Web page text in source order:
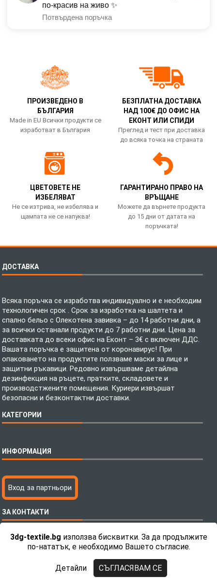
3dg-textile.bg използва бисквитки. За да продължите
по-нататък, е необходимо Вашето съгласие.
Детайли СЪГЛАСЯВАМ СЕ
по-красив на живо ✨
Потвърдена поръчка
ПРОИЗВЕДЕНО В
БЪЛГАРИЯ
Made in EU Всички продукти се
изработват в България
БЕЗПЛАТНА ДОСТАВКА
НАД 100€ ДО ОФИС НА
ЕКОНТ ИЛИ СПИДИ
Преглед и тест при доставка
до всяка точка на страната
ЦВЕТОВЕТЕ НЕ
ИЗБЕЛЯВАТ
Не се изтрива, не избелява и
щампата не се напуква!
ГАРАНТИРАНО ПРАВО НА
ВРЪЩАНЕ
Можете да върнете продукта
до 15 дни от датата на
поръчката!
ДОСТАВКА
Всяка поръчка се изработва индивидуално и е необходим
технологичен срок . Срок за изработка на шалтета и
спално бельо с Олекотена завивка – до 14 работни дни, а
за всички останали продукти до 7 работни дни. Цена за
доставката до всеки офис на Еконт – 3€ с включен ДДС.
Вашата поръчка е защитена от коронавирус! При
опаковането на продуктите ползваме маски за лице и
защитни ръкавици. Редовно извършваме детайлна
дезинфекция на ръцете, пратките, складовете и
производстжените помещения. Куриери извършат
безопасни и безконтактни доставки.
КАТЕГОРИИ
Бебешки спални комплекти
Тениски с пълноцветен печат
Хавлиени кърпи
Пончо за водни спортове
Микрофибърни Велурени Кърпи
Детски пончота
ИНФОРМАЦИЯ
Технология на печатане
Файлове за печат
Как да поръчам?
С какво сме различни?
Контакти
Политика за поверителност
Вход за партньори
ЗА КОНТАКТИ
Телефон:0892 26 04 34 / 0896 57 42 42